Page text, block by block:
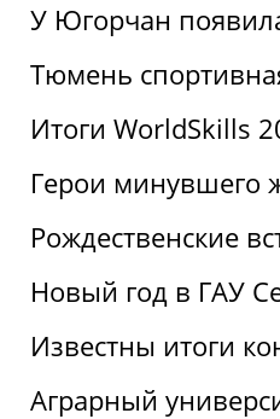
У Югорчан
Тюмень
Итоги WorldSkills
Герои минувшего
Рождественские
Новый год в ГАУ
Известны итоги
Аграрный